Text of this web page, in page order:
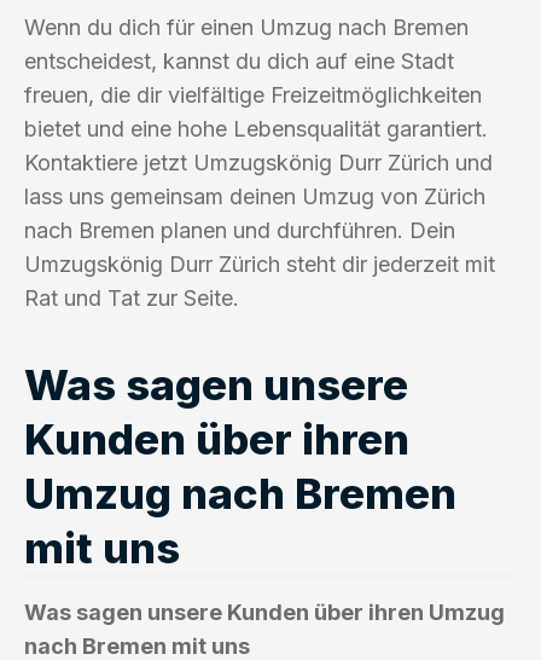
Wenn du dich für einen Umzug nach Bremen
entscheidest, kannst du dich auf eine Stadt
freuen, die dir vielfältige Freizeitmöglichkeiten
bietet und eine hohe Lebensqualität garantiert.
Kontaktiere jetzt Umzugskönig Durr Zürich und
lass uns gemeinsam deinen Umzug von Zürich
nach Bremen planen und durchführen. Dein
Umzugskönig Durr Zürich steht dir jederzeit mit
Rat und Tat zur Seite.
Was sagen unsere
Kunden über ihren
Umzug nach Bremen
mit uns
Was sagen unsere Kunden über ihren Umzug
nach Bremen mit uns